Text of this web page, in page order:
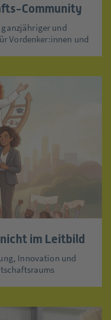
Community
und
Vordenker:innen und
im Leitbild
Innovation und